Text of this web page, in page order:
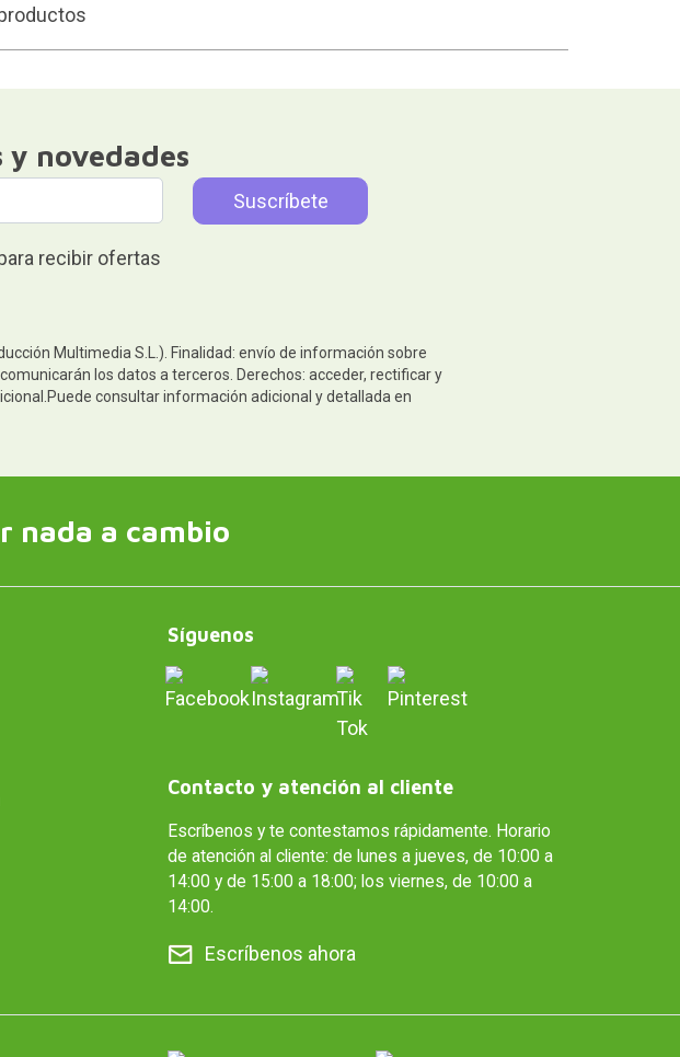
novedades
recibir ofertas
Multimedia S.L.). Finalidad: envío de información sobre
los datos a terceros. Derechos: acceder, rectificar y
consultar información adicional y detallada en
nada a cambio
Síguenos
Contacto y atención al cliente
Escríbenos y te contestamos rápidamente. Horario
de atención al cliente: de lunes a jueves, de 10:00 a
14:00 y de 15:00 a 18:00; los viernes, de 10:00 a
14:00.
Escríbenos ahora